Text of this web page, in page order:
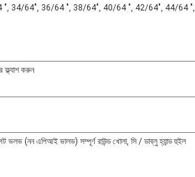
34/64", 36/64 ", 38/64", 40/64 ", 42/64", 44/64 ",
ফ্ল্যাশ করুন
(নন এপিআই ভালভ) সম্পূর্ণ রাউন্ড খোলা, সি / ডাব্লু হ্যান্ড হুইল